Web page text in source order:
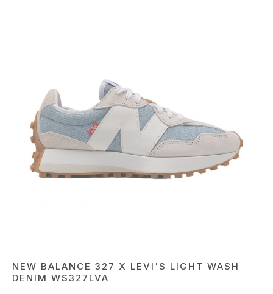
NEW BALANCE 327 X LEVI'S LIGHT WASH
DENIM WS327LVA